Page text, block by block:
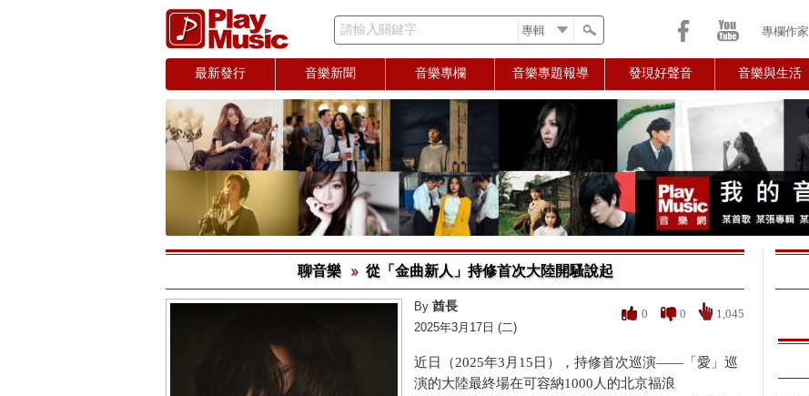
請輸入關鍵字 專欄作家
最新發行 音樂新聞 音樂專欄 音樂專題報導 發現好聲音 音樂與生活
聊音樂 從「金曲新人」持修首次大陸開騷說起
0 0 1,045
By 酋長
2025年3月17日 (二)
近日（2025年3月15日），持修首次巡演——「愛」巡
演的大陸最終場在可容納1000人的北京福浪